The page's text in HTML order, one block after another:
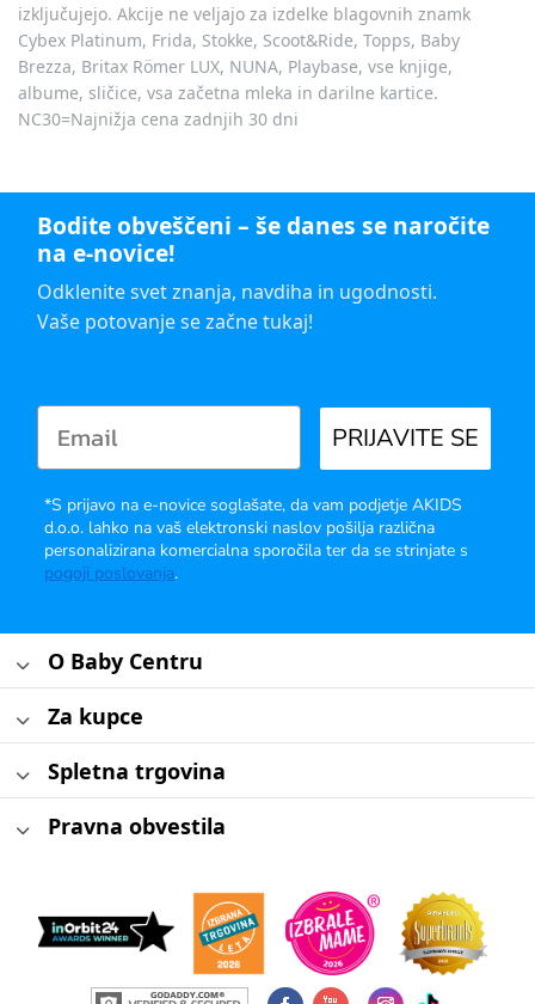
izključujejo. Akcije ne veljajo za izdelke blagovnih znamk
Cybex Platinum, Frida, Stokke, Scoot&Ride, Topps, Baby
Brezza, Britax Römer LUX, NUNA, Playbase, vse knjige,
albume, sličice, vsa začetna mleka in darilne kartice.
NC30=Najnižja cena zadnjih 30 dni
Bodite obveščeni – še danes se naročite
na e-novice!
Odklenite svet znanja, navdiha in ugodnosti.
Vaše potovanje se začne tukaj!
PRIJAVITE SE
*S prijavo na e-novice soglašate, da vam podjetje AKIDS
d.o.o. lahko na vaš elektronski naslov pošilja različna
personalizirana komercialna sporočila ter da se strinjate s
pogoji poslovanja.
O Baby Centru
Za kupce
Spletna trgovina
Pravna obvestila